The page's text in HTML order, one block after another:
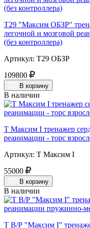
Т29 "Максим ОБЗР"
легочной и мозговой
(без контроллера)
Артикул: Т29 ОБЗР
109800
В корзину
В наличии
Т Максим I тренажер
реанимации - торс
Артикул: Т Максим I
55000
В корзину
В наличии
Т В/Р "Максим I"